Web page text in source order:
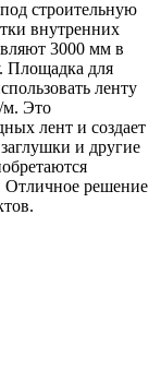
строительную
внутренних
3000 мм в
Площадка для
ленту
м. Это
лент и создает
и другие
Отличное решение